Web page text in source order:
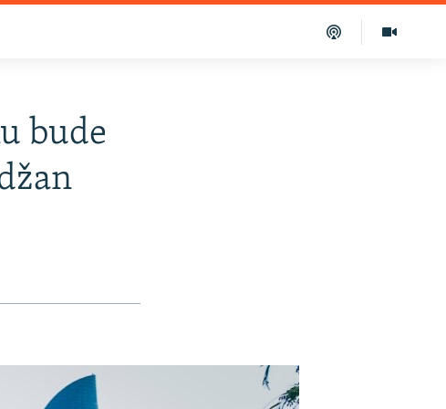
bude